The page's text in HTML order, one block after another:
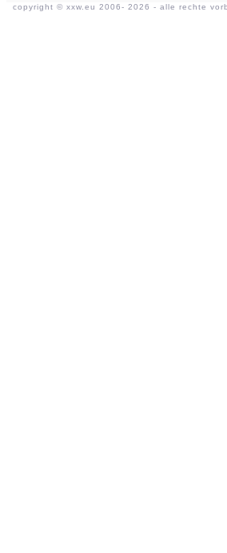
copyright © xxw.eu 2006- 2026 - alle rechte